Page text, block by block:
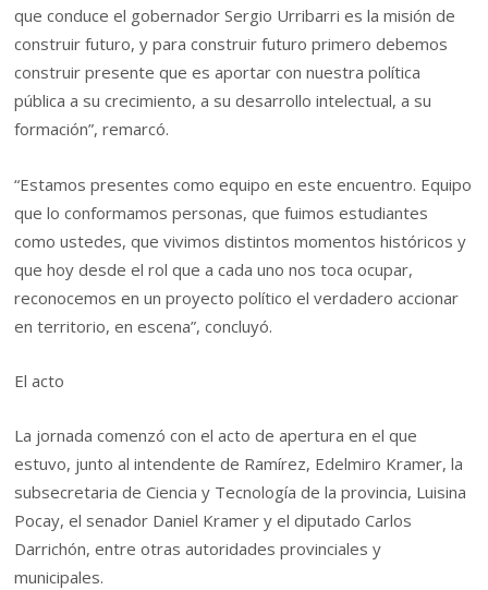
que conduce el gobernador Sergio Urribarri es la misión de
construir futuro, y para construir futuro primero debemos
construir presente que es aportar con nuestra política
pública a su crecimiento, a su desarrollo intelectual, a su
formación”, remarcó.
“Estamos presentes como equipo en este encuentro. Equipo
que lo conformamos personas, que fuimos estudiantes
como ustedes, que vivimos distintos momentos históricos y
que hoy desde el rol que a cada uno nos toca ocupar,
reconocemos en un proyecto político el verdadero accionar
en territorio, en escena”, concluyó.
El acto
La jornada comenzó con el acto de apertura en el que
estuvo, junto al intendente de Ramírez, Edelmiro Kramer, la
subsecretaria de Ciencia y Tecnología de la provincia, Luisina
Pocay, el senador Daniel Kramer y el diputado Carlos
Darrichón, entre otras autoridades provinciales y
municipales.